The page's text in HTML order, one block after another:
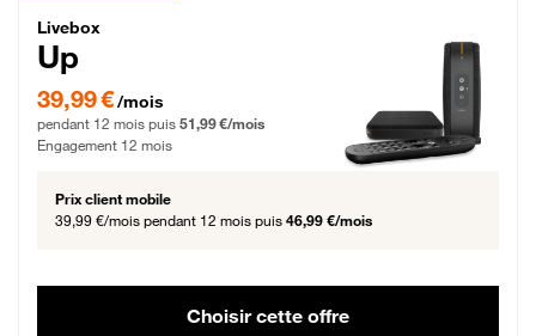
Livebox Up Fibre
Livebox
Up
39,99 € par mois pendant 12 mois puis 51,99 € par mois, Engagement 12 mois
39,99 €/mois
pendant 12 mois puis 51,99 €/mois
Engagement 12 mois
Prix client mobile
39,99 €/mois pendant 12 mois puis 46,99 €/mois
Choisir cette offre